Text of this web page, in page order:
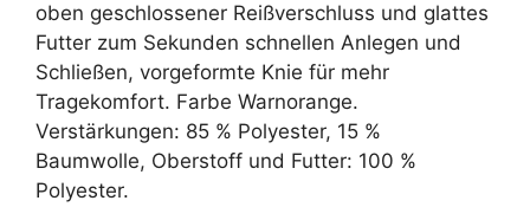
oben geschlossener Reißverschluss und glattes
Futter zum Sekunden schnellen Anlegen und
Schließen, vorgeformte Knie für mehr
Tragekomfort. Farbe Warnorange.
Verstärkungen: 85 % Polyester, 15 %
Baumwolle, Oberstoff und Futter: 100 %
Polyester.